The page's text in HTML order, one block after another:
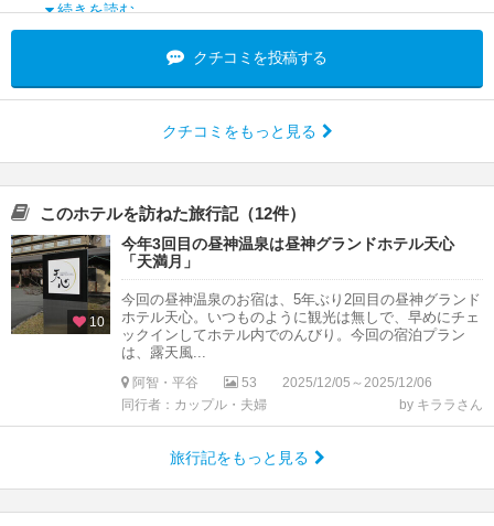
続きを読む
クチコミを投稿する
クチコミをもっと見る
このホテルを訪ねた旅行記（12件）
10
今年3回目の昼神温泉は昼神グランドホテル天心
「天満月」
今回の昼神温泉のお宿は、5年ぶり2回目の昼神グランド
ホテル天心。いつものように観光は無しで、早めにチェ
ックインしてホテル内でのんびり。今回の宿泊プラン
は、露天風...
阿智・平谷 53
2025/12/05～2025/12/06
同行者：カップル・夫婦
by キララさん
旅行記をもっと見る